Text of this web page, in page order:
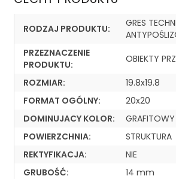
RODZAJ PRODUKTU:
GRES
PRZEZNACZENIE
PRODUKTU:
OBIEKTY
ROZMIAR:
19.8x19.8
FORMAT OGÓLNY:
20x20
DOMINUJACY KOLOR:
GRAFITOWY
POWIERZCHNIA:
STRUKTURA
REKTYFIKACJA:
NIE
GRUBOŚĆ:
14 mm